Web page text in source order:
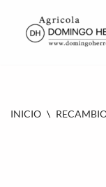
SALTAR
INICIO \